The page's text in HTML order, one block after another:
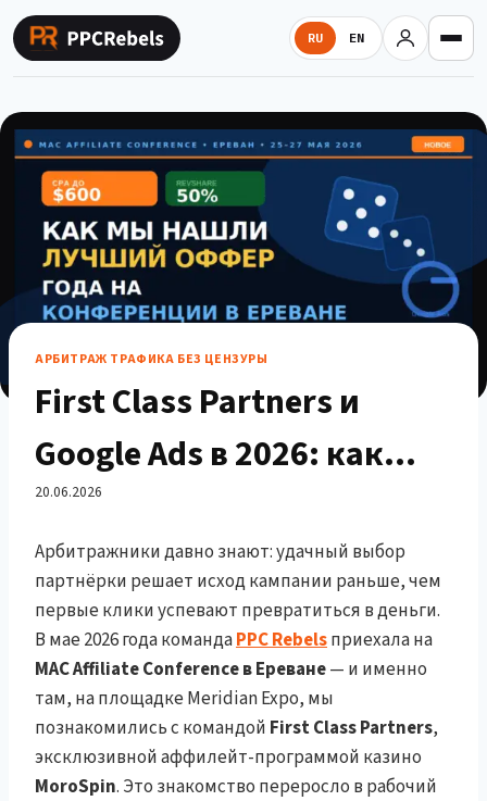
Перейти
содержимому
RU EN
АРБИТРАЖ ТРАФИКА БЕЗ ЦЕНЗУРЫ
First Class Partners и
Google Ads в 2026: как
заработать CPA $600 на
MoroSpin Casino с
трастовыми аккаунтами
PPC Rebels — знакомство
на MAC Affiliate Conference
Ереван
20.06.2026
Арбитражники давно знают: удачный выбор
партнёрки решает исход кампании раньше, чем
первые клики успевают превратиться в деньги.
В мае 2026 года командаPPC Rebelsприехала на
MAC Affiliate Conference в Ереване— и именно
там, на площадке Meridian Expo, мы
познакомились с командой First Class Partners,
эксклюзивной аффилейт-программой казино
MoroSpin. Это знакомство переросло в рабочий